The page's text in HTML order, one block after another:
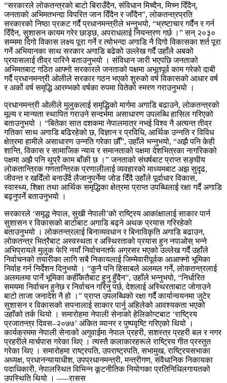
“सरकारले लोकतन्त्रको बाटो बिराउँदैन, संविधान मिच्दैन, मिच्न दिँदैन्,
जनताको अभिमतभन्दा विपरित जान दिँदैन र जाँदैन”, लोकतन्त्रप्रति
सरकारको निष्ठा प्रकट गर्दै प्रधानमन्त्रीले भन्नुभयो, “भ्रष्टाचार गर्दैन र गर्न
दिँदैन, सुशासन कायम गरेर छाड्छ, अपराधलाई नियन्त्रण गर्छ ।” सन् २०३०
सम्ममा दिगो विकास लक्ष्य पूरा गर्ने र त्योभन्दा अगाडि नै दिगो विकासका शर्त पूरा
गर्ने अभियानका साथ सरकार अगाडि बढेको उल्लेख गर्दै उहाँले अबको
प्रयासलाई तीव्र पारिने बताउनुभयो । संविधान जारी भएपछि जनताको
अभिमतबाट गठित आफ्नो सरकारले जनताको पक्षमा अभूतपूर्व काम गरेको दाबी
गर्दै प्रधानमन्त्री ओलीले सरकार गठन भएको शुरुको वर्ष विकासको आधार वर्ष
र अर्को वर्ष समृद्धि आरम्भको वर्षका रुपमा वितेको स्मरण गराउनुभयो ।
प्रधानमन्त्री ओलीले मुलुकलाई समृद्धिको मार्गमा अगाडि बढाउने, लोकतन्त्रको
मूल्य र मान्यता स्थापित गराउने सन्दर्भमा असाधारण उपलब्धि हासिल गरिएको
बताउनुभयो । “बितेका सात दशकमा नेपालमात्र नभई विश्व नै अत्यन्त तीव्र
गतिका साथ अगाडि बढिरहेको छ, विज्ञान र प्रविधि, आर्थिक उन्नति र विविध
क्षेत्रमा हामीले असाधारण उन्नति गरेका छौँ”, उहाँले भन्नुभयो, “अझै पनि केही
शान्ति, विकास र सामाजिक न्याय र समानताको पक्षमा देशभित्रका नागरिकको
पक्षमा अझै पनि थुप्रै काम बाँकी छ ।” जनताको संघर्षबाट प्राप्त सङ्घीय
लोकतान्त्रिक गणतान्त्रिक प्रणालीलाई व्यवहारको माध्यमबाट अझ सुदृढ,
जीवन्त र खदिँलो बनाउँदै लैजानुपर्नेमा जोड दिँदै उहाँले पूर्वाधार विकास,
स्वास्थ्य, शिक्षा तथा आर्थिक समृद्धिका क्षेत्रमा प्राप्त उपब्धिलाई रक्षा गर्दै अगाडि
बढ्नुपर्ने बताउनुभयो ।
सरकारले ‘समृद्ध नेपाल, सुखी नेपाली’को राष्ट्रिय आकांक्षालाई साकार पार्न
सुशासन र विकासको बाटोबाट अगाडि बढ्ने अथक प्रयास गरिरहेको
बताउनुभयो । लोकतन्त्रलाई बिनाव्यवधान र बिनाविकृति अगाडि बढाउन,
लोकतन्त्र भित्रैबाट अस्वस्थता र अस्थिरताको प्रयास हुन नपाओस् भन्ने
अभिप्रायले मुलुक फेरि नयाँ निर्वाचनतर्फ अग्रसर भएको उल्लेख गर्दै उहाँले
निर्वाचनको तयारीका लागि सबै निकायलाई जिम्मेवारीपूर्वक आआफ्नो भूमिका
निर्वाह गर्न निर्देशन दिनुभयो । “कुनै पनि हिसाबले अलमल गर्ने, लोकतन्त्रलाई
अलमलमा पार्ने भूमिका कहीँकतैबाट हुनु हुँदैन”, उहाँले भन्नुभयो, “निर्धारित
समयमा निर्वाचन हुनेछ र निर्वाचन गरिनु पर्छ, देशलाई अस्थिरताबाट जोगाउने
बाटो ताजा जनादेश नै हो ।” प्राप्त उपलब्धिको रक्षा गर्दै कार्यान्वयनमा जुटेर
सुशासन र विकासको सपनालाई साकार पार्नु अहिलेको आवश्यकता भएको
उहाँको तर्क थियो । समारोहमा नेपाली सेनाको हेलिकोप्टबाट ‘राष्ट्रिय
प्रजातन्त्र दिवस–२०७७’ अंकित व्यानर र पुष्पवृष्टि गरिएको थियो ।
कार्यक्रममा नेपाली सेनाको अगुवाईमा नेपाल प्रहरी, सशस्त्र प्रहरी बल र नगर
प्रहरीले मार्चपास गरेका थिए । त्यस्तै कलाकारहरूले राष्ट्रिय गीत प्रस्तुत
गरेका थिए । समारोहमा राष्ट्रपति, उपराष्ट्रपति, सभामुख, राष्ट्रियसभाका
अध्यक्ष, प्रधानन्यायाधीश, उपप्रधानमन्त्री, मन्त्रीगण, संवैधानिक निकायका
पदाधिकारी, नेपालस्थित विभिन्न कूटनीतिक नियोगका प्रतिनिधिलगायतको
उपस्थिति थियो । –––रासस